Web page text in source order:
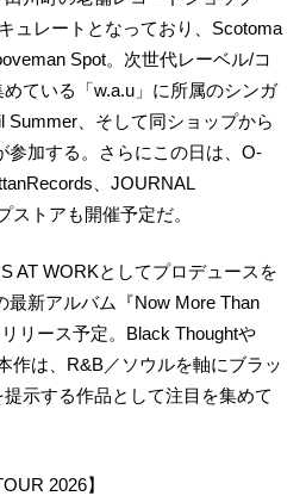
ュレートとなっており、Scotoma
Spot。次世代レーベル/コ
ている「w.a.u」に所属のシンガ
Summer、そして同ショップから
参加する。さらにこの日は、O-
、JOURNAL
ストアも開催予定だ。
AT WORKとしてプロデュースを
最新アルバム『Now More Than
リース予定。Black Thoughtや
作は、R&B／ソウルを軸にブラッ
示する作品として注目を集めて
2026】